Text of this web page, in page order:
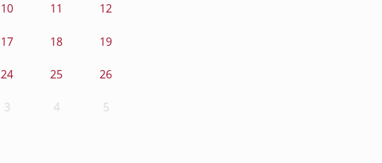
10 11 12
17 18 19
24 25 26
3 4 5